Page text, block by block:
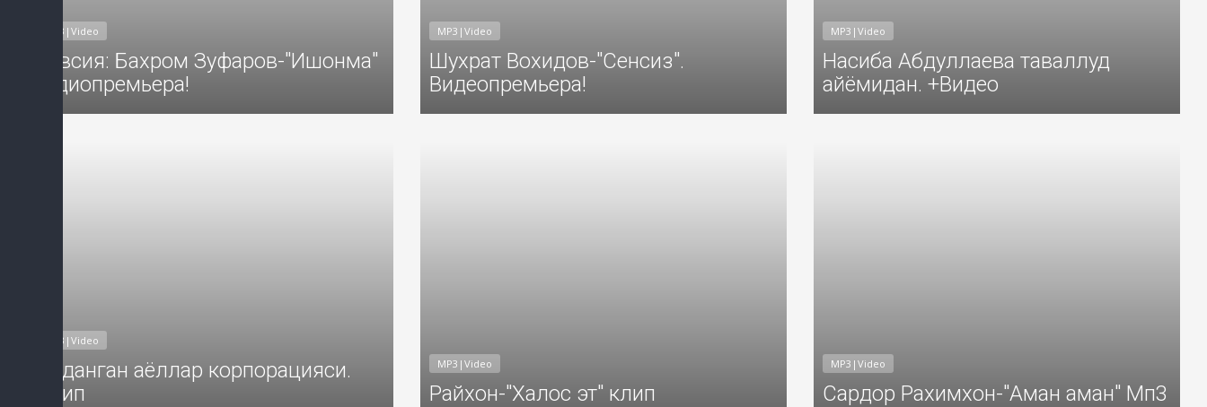
MP3|Video
Тавсия: Бахром Зуфаров-"Ишонма"
аудиопремьера!
MP3|Video
Шухрат Вохидов-"Сенсиз".
Видеопремьера!
MP3|Video
Насиба Абдуллаева таваллуд
айёмидан. +Видео
MP3|Video
Алданган аёллар корпорацияси.
Клип
MP3|Video
Райхон-"Халос эт" клип
MP3|Video
Сардор Рахимхон-"Аман аман" Мп3